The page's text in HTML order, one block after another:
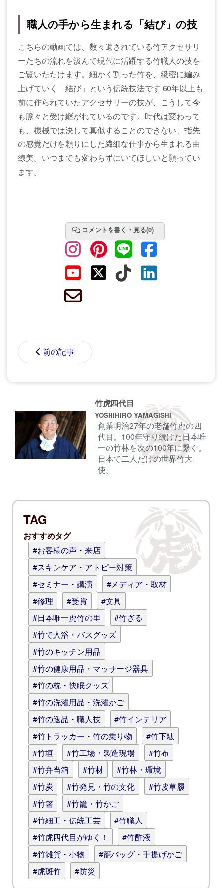
職人の手から生まれる「結び」の技
こちらの動画では、数々遺されている竹アクセサリ
ーたちの流れを汲んで現代に活躍する竹職人の技を
ご覧いただけます。細かく割った竹を、緻密に編み
上げていく「結び」という伝統技法です 60年以上も
前に作られていたアクセサリーの技が、こうして今
も脈々と受け継がれているのです。時代は変わって
も、機械では決して真似することのできない、指先
の感覚だけを頼りにした繊細な仕事から生まれる曲
線美。いつまでも変わらずにいてほしいと願ってい
ます。
コメントを書く・見る(0)
前の記事
竹虎四代目
YOSHIHIRO YAMAGISHI
創業明治27年の老舗竹虎の四
代目。100年守り続けた日本唯
一の竹林を次の100年に繋ぐ。
日本で二人だけの世界竹大
使。
TAG
おすすめタグ
#お客様の声・来店
#スキンケア・アトピー対策
#セミナー・講演
#メディア・取材
#修理
#受賞
#文具
#日本唯一虎竹の里
#竹ざる
#竹で入浴・バスグッズ
#竹のキッチン用品
#竹の健康用品・マッサージ器具
#竹の枕・快眠グッズ
#竹の洗濯用品・洗濯かご
#竹の逸品・職人技
#竹インテリア
#竹トラッカー・竹の乗り物
#竹下駄
#竹垣
#竹工場・製造現場
#竹布
#竹弁当箱
#竹材
#竹林・環境
#竹炭
#竹発見・竹の文化
#竹皮草履
#竹箸
#竹籠・竹かご
#竹細工・伝統工芸
#竹職人
#竹虎四代目がゆく！
#竹酢液
#竹雑貨・小物
#籠バッグ・手提げかご
#虎斑竹
#防災